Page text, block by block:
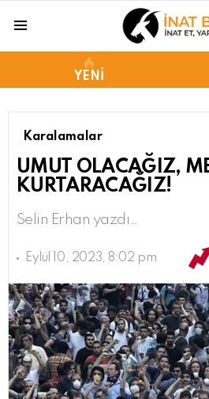
YENI
Karalamalar
UMUT OLACAĞIZ,
KURTARACAĞIZ!
Selin Erhan yazdı…
Eylül 10, 2023, 8:02 pm